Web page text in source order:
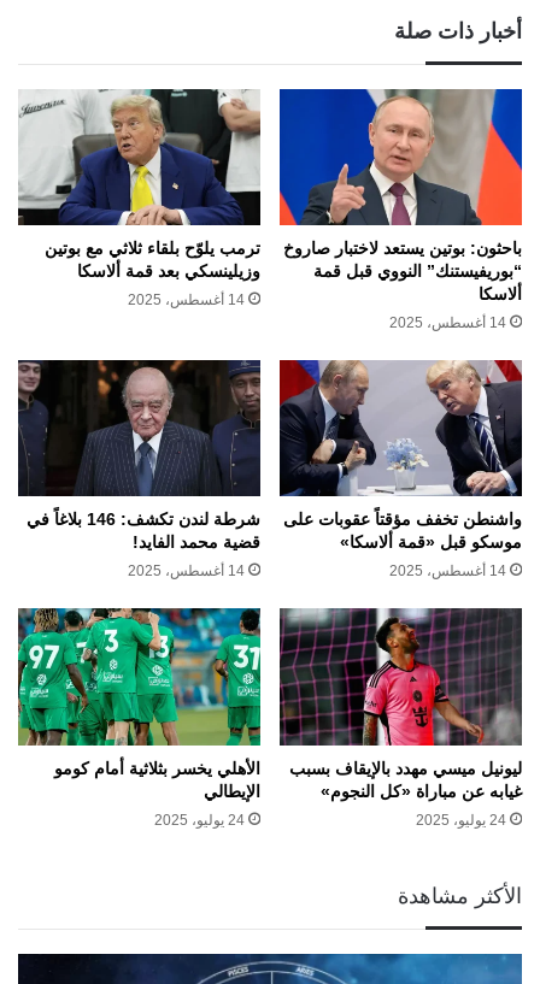
أخبار ذات صلة
باحثون: بوتين يستعد لاختبار صاروخ
“بوريفيستنك” النووي قبل قمة
ألاسكا
14 أغسطس، 2025
ترمب يلوّح بلقاء ثلاثي مع بوتين
وزيلينسكي بعد قمة ألاسكا
14 أغسطس، 2025
واشنطن تخفف مؤقتاً عقوبات على
موسكو قبل «قمة ألاسكا»
14 أغسطس، 2025
شرطة لندن تكشف: 146 بلاغاً في
قضية محمد الفايد!
14 أغسطس، 2025
ليونيل ميسي مهدد بالإيقاف بسبب
غيابه عن مباراة «كل النجوم»
24 يوليو، 2025
الأهلي يخسر بثلاثية أمام كومو
الإيطالي
24 يوليو، 2025
الأكثر مشاهدة